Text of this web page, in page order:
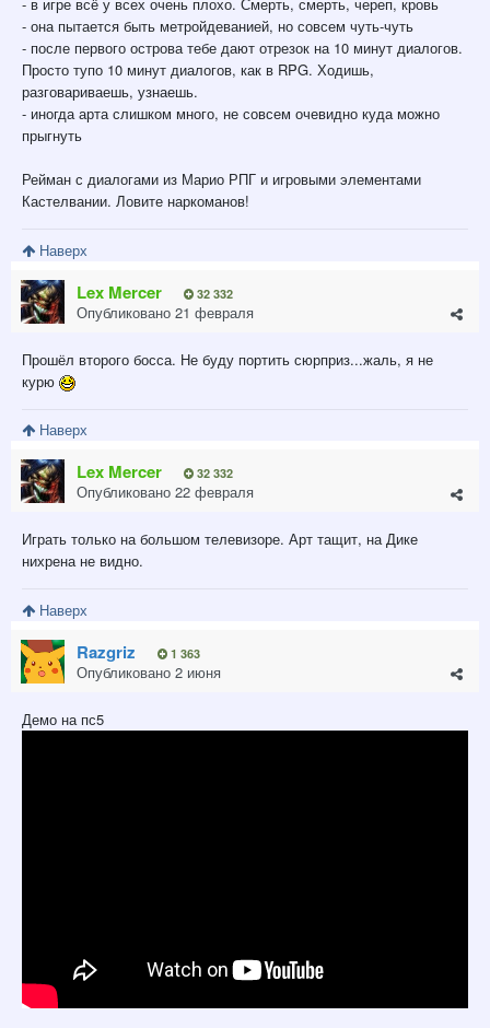
- она пытается быть метройдеванией, но совсем чуть-чуть
- после первого острова тебе дают отрезок на 10 минут диалогов.
Просто тупо 10 минут диалогов, как в RPG. Ходишь,
разговариваешь, узнаешь.
- иногда арта слишком много, не совсем очевидно куда можно
прыгнуть
Рейман с диалогами из Марио РПГ и игровыми элементами
Кастелвании. Ловите наркоманов!
Наверх
Lex Mercer 32 332
Опубликовано 21 февраля
Прошёл второго босса. Не буду портить сюрприз...жаль, я не
курю
Наверх
Lex Mercer 32 332
Опубликовано 22 февраля
Играть только на большом телевизоре. Арт тащит, на Дике
нихрена не видно.
Наверх
Razgriz 1 363
Опубликовано 2 июня
Демо на пс5